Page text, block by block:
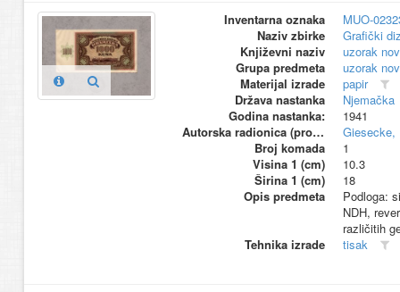
Inventarna oznaka
MUO-
Naziv zbirke
Grafički
Književni naziv
uzorak
Grupa predmeta
uzorak
Materijal izrade
papir
Država nastanka
Njemačka
Godina nastanka:
1941
Autorska radionica (proizvođač)
Giesecke,
Broj komada
1
Visina 1 (cm)
10.3
Širina 1 (cm)
18
Opis predmeta
Podloga:
NDH,
različitih
Tehnika izrade
tisak